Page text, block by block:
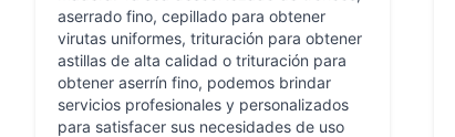
aserrado fino, cepillado para obtener
virutas uniformes, trituración para obtener
astillas de alta calidad o trituración para
obtener aserrín fino, podemos brindar
servicios profesionales y personalizados
para satisfacer sus necesidades de uso